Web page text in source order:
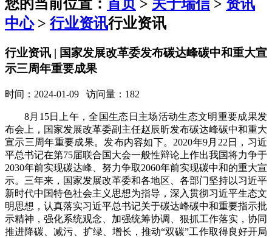
您的当前位置： 首页 > 关于瑞信> 资讯
中心> 行业资讯行业资讯
行业资讯 | 国家发展改革委发布碳达峰碳中和重大宣
示三周年重要成果
时间：2024-01-09 访问量：182
8月15日上午，全国生态日主场活动生态文明重要成果发
布会上，国家发展改革委副主任赵辰昕发布碳达峰碳中和重大
宣示三周年重要成果。发布内容如下。2020年9月22日，习近
平总书记在第75届联合国大会一般性辩论上作出我国将力争于
2030年前实现碳达峰、努力争取2060年前实现碳中和的重大宣
示。三年来，国家发展改革委和各地区、各部门坚持以习近平
新时代中国特色社会主义思想为指导，深入贯彻习近平生态文
明思想，认真落实习近平总书记关于碳达峰碳中和重要指示批
示精神，强化系统观念、加强统筹协调、狠抓工作落实，协同
推进降碳、减污、扩绿、增长，推动“双碳”工作取得良好开局